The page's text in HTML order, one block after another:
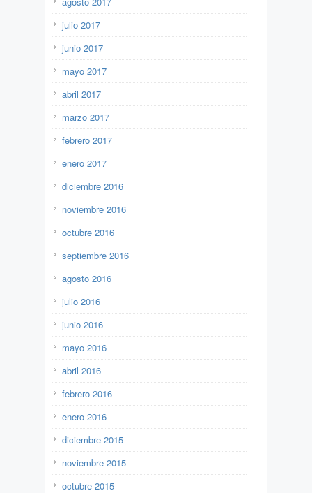
julio 2017
junio 2017
mayo 2017
abril 2017
marzo 2017
febrero 2017
enero 2017
diciembre 2016
noviembre 2016
octubre 2016
septiembre 2016
agosto 2016
julio 2016
junio 2016
mayo 2016
abril 2016
febrero 2016
enero 2016
diciembre 2015
noviembre 2015
octubre 2015